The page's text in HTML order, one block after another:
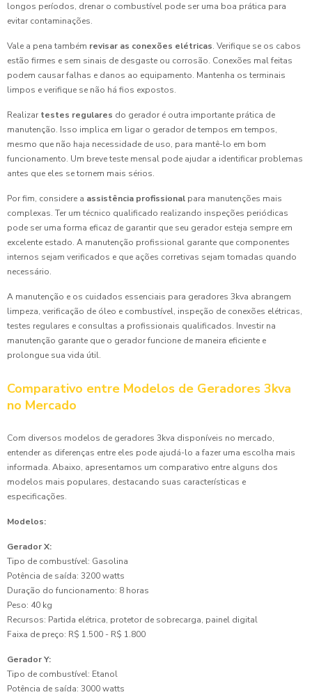
longos períodos, drenar o combustível pode ser uma boa prática para
evitar contaminações.
Vale a pena também revisar as conexões elétricas. Verifique se os cabos
estão firmes e sem sinais de desgaste ou corrosão. Conexões mal feitas
podem causar falhas e danos ao equipamento. Mantenha os terminais
limpos e verifique se não há fios expostos.
Realizar testes regulares do gerador é outra importante prática de
manutenção. Isso implica em ligar o gerador de tempos em tempos,
mesmo que não haja necessidade de uso, para mantê-lo em bom
funcionamento. Um breve teste mensal pode ajudar a identificar problemas
antes que eles se tornem mais sérios.
Por fim, considere a assistência profissional para manutenções mais
complexas. Ter um técnico qualificado realizando inspeções periódicas
pode ser uma forma eficaz de garantir que seu gerador esteja sempre em
excelente estado. A manutenção profissional garante que componentes
internos sejam verificados e que ações corretivas sejam tomadas quando
necessário.
A manutenção e os cuidados essenciais para geradores 3kva abrangem
limpeza, verificação de óleo e combustível, inspeção de conexões elétricas,
testes regulares e consultas a profissionais qualificados. Investir na
manutenção garante que o gerador funcione de maneira eficiente e
prolongue sua vida útil.
Comparativo entre Modelos de Geradores 3kva
no Mercado
Com diversos modelos de geradores 3kva disponíveis no mercado,
entender as diferenças entre eles pode ajudá-lo a fazer uma escolha mais
informada. Abaixo, apresentamos um comparativo entre alguns dos
modelos mais populares, destacando suas características e
especificações.
Modelos:
Gerador X:
Tipo de combustível: Gasolina
Potência de saída: 3200 watts
Duração do funcionamento: 8 horas
Peso: 40 kg
Recursos: Partida elétrica, protetor de sobrecarga, painel digital
Faixa de preço: R$ 1.500 - R$ 1.800
Gerador Y:
Tipo de combustível: Etanol
Potência de saída: 3000 watts